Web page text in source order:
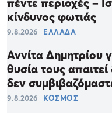
πέντε περιοχές –
κίνδυνος φωτιάς
9.8.2026 ΕΛΛΑΔΑ
Αννίτα Δημητρίου
θυσία τους
δεν
9.8.2026 ΚΟΣΜΟΣ